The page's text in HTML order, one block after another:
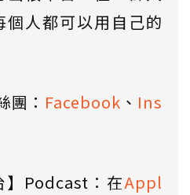
人都可以用自己的
團： Facebook 、 Ins
】Podcast：在Appl